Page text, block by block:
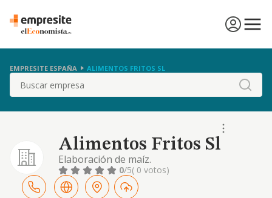
EMPRESITE ESPAÑA ALIMENTOS FRITOS SL
Buscar
Alimentos Fritos Sl
Elaboración de maíz.
0/5( 0 votos)